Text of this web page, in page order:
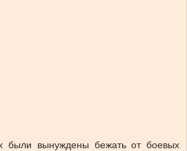
были вынуждены бежать от боевых